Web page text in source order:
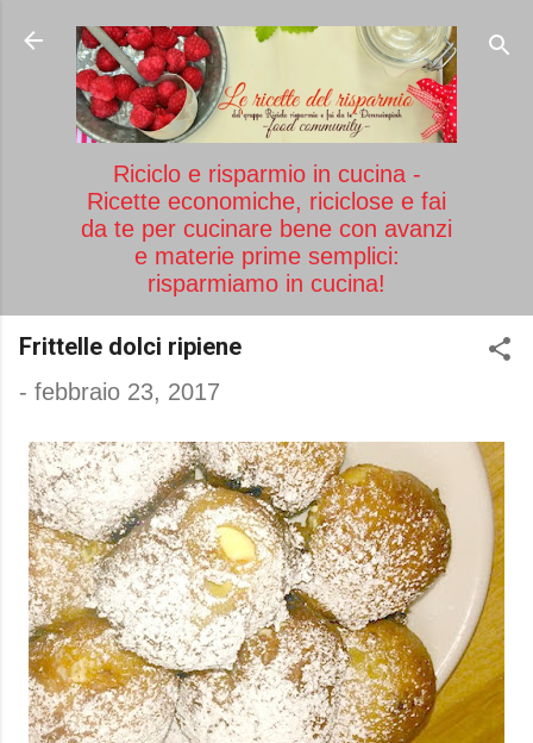
Passa ai contenuti principali
Riciclo e risparmio in cucina -
Ricette economiche, riciclose e fai
da te per cucinare bene con avanzi
e materie prime semplici:
risparmiamo in cucina!
Frittelle dolci ripiene
- febbraio 23, 2017